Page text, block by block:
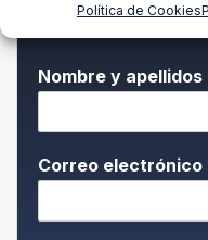
Política de Cookies
estar al día
Nombre y apellidos
Correo electrónico